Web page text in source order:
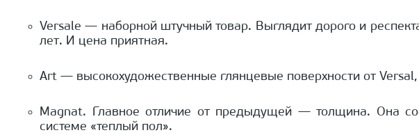
Versale — наборной штучный товар. Выглядит дорого и
лет. И цена приятная.
Art — высокохудожественные глянцевые поверхности от
Magnat. Главное отличие от предыдущей — толщина. Она
системе «теплый пол».